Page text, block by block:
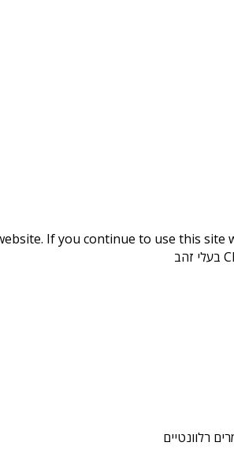
If you continue to use this
רלוונטיים